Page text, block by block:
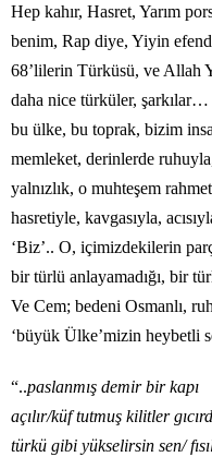
Hep kahır, Hasret, Yarım
benim, Rap diye, Yiyin
68’lilerin Türküsü, ve Allah
daha nice türküler, şarkılar…
bu ülke, bu toprak, bizim
memleket, derinlerde
yalnızlık, o muhteşem
hasretiyle, kavgasıyla,
‘Biz’.. O, içimizdekilerin
bir türlü anlayamadığı, bir
Ve Cem; bedeni Osmanlı,
‘büyük Ülke’mizin heybetli
“..paslanmış demir bir kapı
açılır/küf tutmuş kilitler
türkü gibi yükselirsin sen/